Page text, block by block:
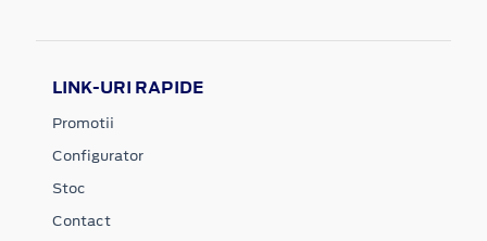
LINK-URI RAPIDE
Promotii
Configurator
Stoc
Contact